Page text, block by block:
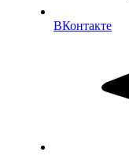
ВКонтакте